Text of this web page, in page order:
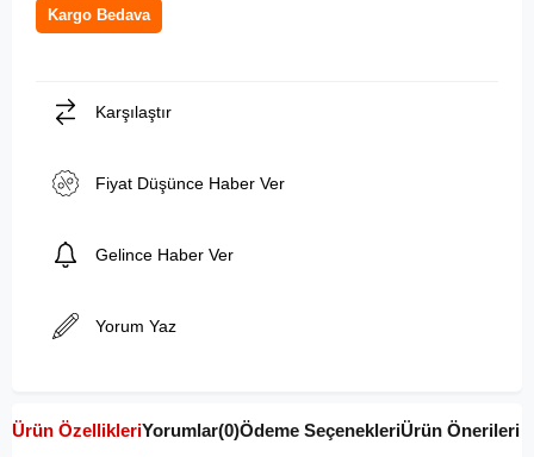
Kargo Bedava
Karşılaştır
Fiyat Düşünce Haber Ver
Gelince Haber Ver
Yorum Yaz
Ürün ÖzellikleriYorumlar(0)Ödeme SeçenekleriÜrün Önerileri